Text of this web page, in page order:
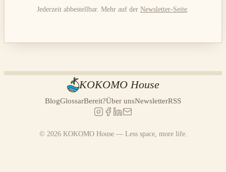
Jederzeit abbestellbar. Mehr auf der Newsletter-Seite.
KOKOMO House
BlogGlossarBereit?Über unsNewsletterRSS
© 2026 KOKOMO House — Less space, more life.